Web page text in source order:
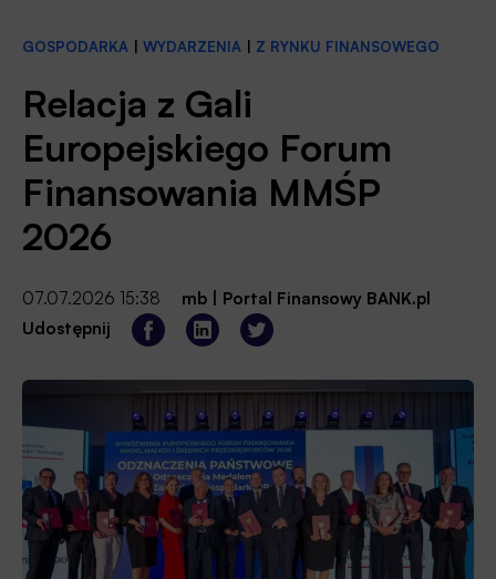
GOSPODARKA WYDARZENIA Z RYNKU FINANSOWEGO
Relacja z Gali
Europejskiego Forum
Finansowania MMŚP
2026
07.07.2026 15:38 mb
Portal Finansowy BANK.pl
Udostępnij